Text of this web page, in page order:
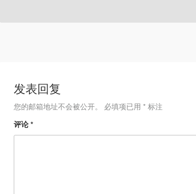
发表回复
您的邮箱地址不会被公开。 必填项已用 * 标注
评论*